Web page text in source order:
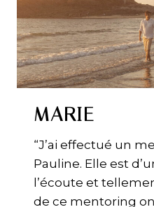
MARIE
“J’ai effectué un
Pauline. Elle est
l’écoute et
de ce mentoring